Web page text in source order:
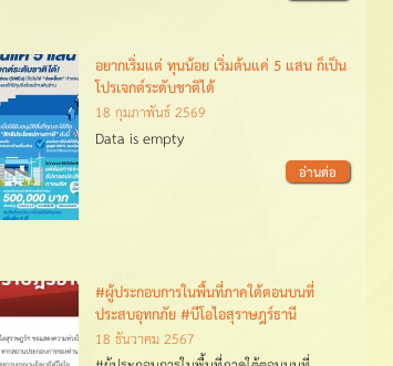
อยากเริ่มแต่ ทุนน้อย เริ่มต้นแค่ 5 แสน ก็เป็น
โปรเจกต์ระดับชาติได้
18 กุมภาพันธ์ 2569
Data is empty
อ่านต่อ
#ผู้ประกอบการในพื้นที่ภาคใต้ตอนบนที่
ประสบอุทกภัย #บีโอไอสุราษฎร์ธานี
18 ธันวาคม 2567